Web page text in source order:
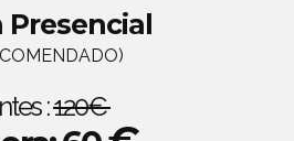
Presencial
:120€